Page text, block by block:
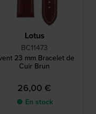
Lotus
BC11473
23 mm Bracelet de
Cuir Brun
26,00 €
● En stock